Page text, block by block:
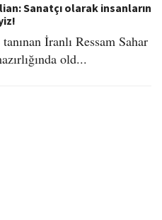
Sanatçı olarak insanların
İranlı Ressam Sahar
old...